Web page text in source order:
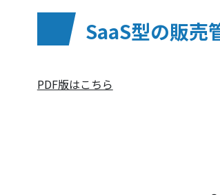
SaaS型の販
PDF版はこちら